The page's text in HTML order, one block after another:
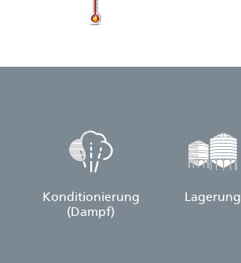
Konditionierung
(Dampf)
Lagerung